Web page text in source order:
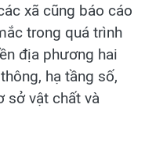
xã cũng báo cáo
trong quá trình
địa phương hai
hạ tầng số,
sở vật chất và